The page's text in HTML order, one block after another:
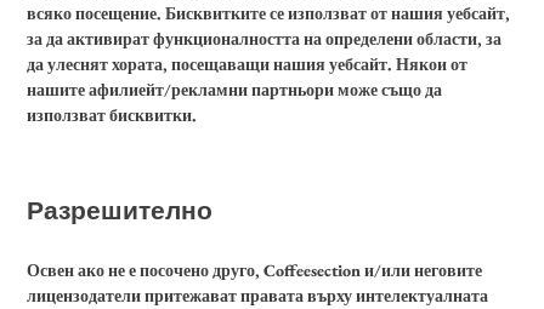
всяко посещение. Бисквитките се използват от нашия уебсайт,
за да активират функционалността на определени области, за
да улеснят хората, посещаващи нашия уебсайт. Някои от
нашите афилиейт/рекламни партньори може също да
използват бисквитки.
Разрешително
Освен ако не е посочено друго, Coffeesection и/или неговите
лицензодатели притежават правата върху интелектуалната